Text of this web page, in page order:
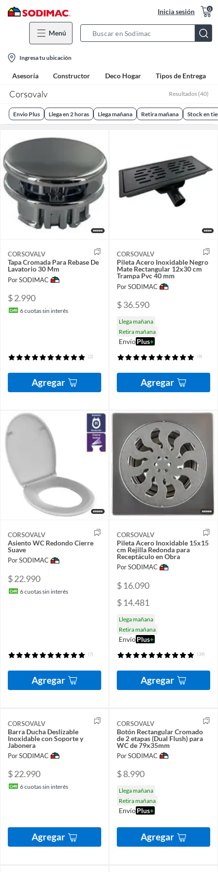
Inicia sesión 0
Menú
Bar
location-
icon
Ingresa tu ubicación
Asesoría Constructor Deco Hogar Tipos de Entrega
Corsovalv Resultados (40)
Envio Plus Llega en 2 horas Llega mañana Retira mañana Stock en
CORSOVALV
Tapa Cromada Para Rebase De
Lavatorio 30 Mm
Por SODIMAC
$ 2.990
6cuotas sin interés
(2)
Agregar
CORSOVALV
Pileta Acero Inoxidable Negro
Mate Rectangular 12x30 cm
Trampa Pvc 40 mm
Por SODIMAC
$ 36.590
Llega mañana
Retira mañana
EnvíoPlus+
(9)
Agregar
CORSOVALV
Asiento WC Redondo Cierre
Suave
Por SODIMAC
$ 22.990
6cuotas sin interés
(7)
Agregar
CORSOVALV
Pileta Acero Inoxidable 15x15
cm Rejilla Redonda para
Receptáculo en Obra
Por SODIMAC
$ 16.090
$ 14.481
Llega mañana
Retira mañana
EnvíoPlus+
(39)
Agregar
CORSOVALV
Barra Ducha Deslizable
Inoxidable con Soporte y
Jabonera
Por SODIMAC
$ 22.990
6cuotas sin interés
Agregar
CORSOVALV
Botón Rectangular Cromado
de 2 etapas (Dual Flush) para
WC de 79x35mm
Por SODIMAC
$ 8.990
Llega mañana
Retira mañana
EnvíoPlus+
Agregar